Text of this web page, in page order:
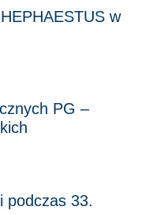
w
PG –
podczas 33.